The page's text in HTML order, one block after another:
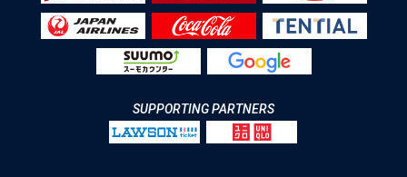
SUPPORTING PARTNERS